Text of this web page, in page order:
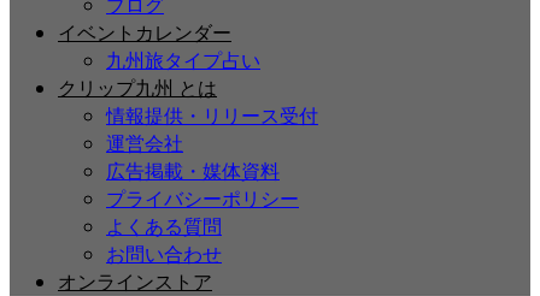
イベントカレンダー
九州旅タイプ占い
クリップ九州 とは
情報提供・リリース受付
運営会社
広告掲載・媒体資料
プライバシーポリシー
よくある質問
お問い合わせ
オンラインストア